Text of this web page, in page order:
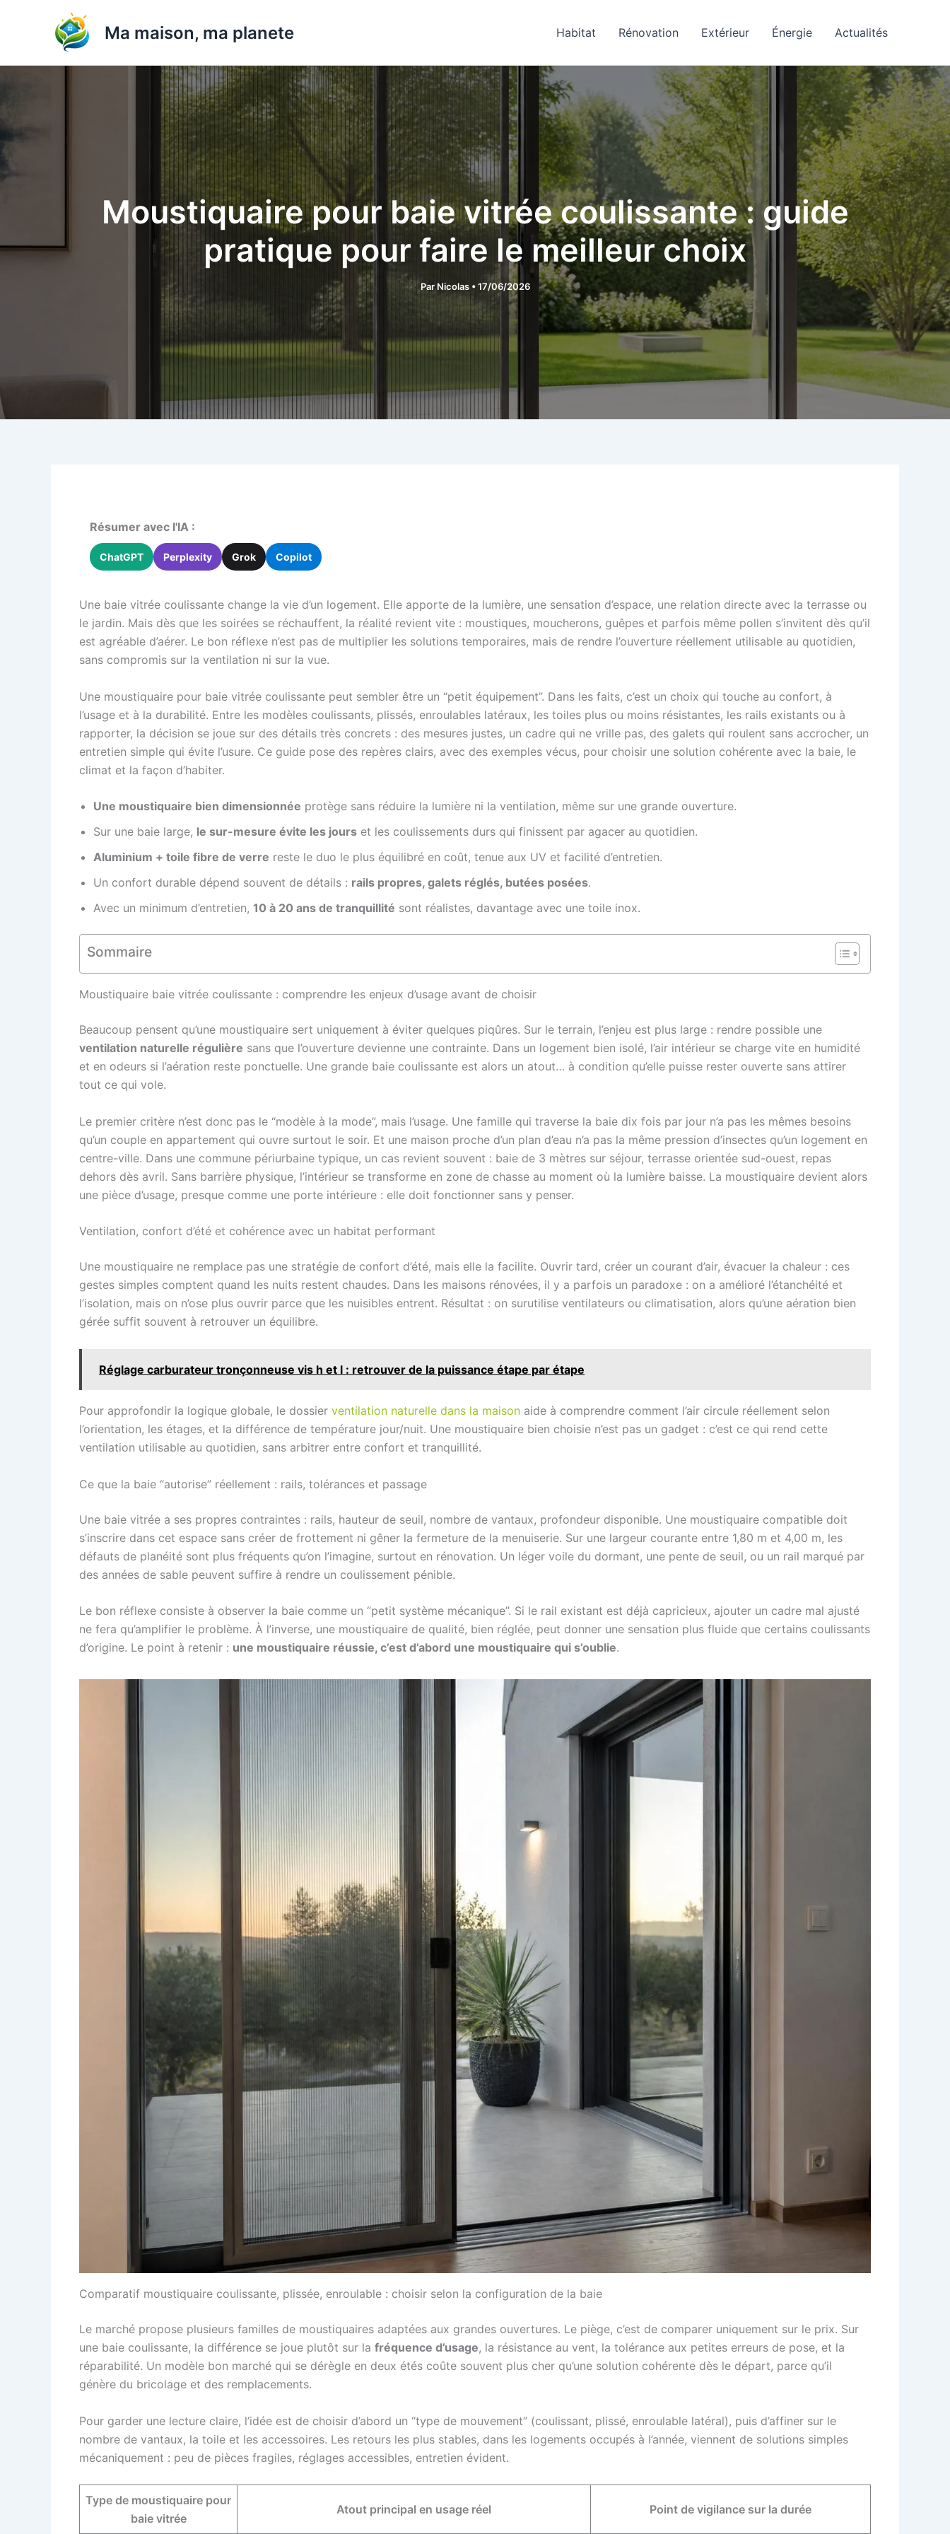
Ma maison, ma planete Habitat Rénovation Extérieur Énergie Actualités
Moustiquaire pour baie vitrée coulissante : guide
pratique pour faire le meilleur choix
Par Nicolas •17/06/2026
Résumer avec l'IA :
ChatGPT Perplexity Grok Copilot
Une baie vitrée coulissante change la vie d’un logement. Elle apporte de la lumière, une sensation d’espace, une relation directe avec la terrasse ou
le jardin. Mais dès que les soirées se réchauffent, la réalité revient vite : moustiques, moucherons, guêpes et parfois même pollen s’invitent dès qu’il
est agréable d’aérer. Le bon réflexe n’est pas de multiplier les solutions temporaires, mais de rendre l’ouverture réellement utilisable au quotidien,
sans compromis sur la ventilation ni sur la vue.
Une moustiquaire pour baie vitrée coulissante peut sembler être un “petit équipement”. Dans les faits, c’est un choix qui touche au confort, à
l’usage et à la durabilité. Entre les modèles coulissants, plissés, enroulables latéraux, les toiles plus ou moins résistantes, les rails existants ou à
rapporter, la décision se joue sur des détails très concrets : des mesures justes, un cadre qui ne vrille pas, des galets qui roulent sans accrocher, un
entretien simple qui évite l’usure. Ce guide pose des repères clairs, avec des exemples vécus, pour choisir une solution cohérente avec la baie, le
climat et la façon d’habiter.
Une moustiquaire bien dimensionnée protège sans réduire la lumière ni la ventilation, même sur une grande ouverture.
Sur une baie large, le sur-mesure évite les jours et les coulissements durs qui finissent par agacer au quotidien.
Aluminium + toile fibre de verre reste le duo le plus équilibré en coût, tenue aux UV et facilité d’entretien.
Un confort durable dépend souvent de détails : rails propres, galets réglés, butées posées.
Avec un minimum d’entretien, 10 à 20 ans de tranquillité sont réalistes, davantage avec une toile inox.
Sommaire
Moustiquaire baie vitrée coulissante : comprendre les enjeux d’usage avant de choisir
Beaucoup pensent qu’une moustiquaire sert uniquement à éviter quelques piqûres. Sur le terrain, l’enjeu est plus large : rendre possible une
ventilation naturelle régulière sans que l’ouverture devienne une contrainte. Dans un logement bien isolé, l’air intérieur se charge vite en humidité
et en odeurs si l’aération reste ponctuelle. Une grande baie coulissante est alors un atout… à condition qu’elle puisse rester ouverte sans attirer
tout ce qui vole.
Le premier critère n’est donc pas le “modèle à la mode”, mais l’usage. Une famille qui traverse la baie dix fois par jour n’a pas les mêmes besoins
qu’un couple en appartement qui ouvre surtout le soir. Et une maison proche d’un plan d’eau n’a pas la même pression d’insectes qu’un logement en
centre-ville. Dans une commune périurbaine typique, un cas revient souvent : baie de 3 mètres sur séjour, terrasse orientée sud-ouest, repas
dehors dès avril. Sans barrière physique, l’intérieur se transforme en zone de chasse au moment où la lumière baisse. La moustiquaire devient alors
une pièce d’usage, presque comme une porte intérieure : elle doit fonctionner sans y penser.
Ventilation, confort d’été et cohérence avec un habitat performant
Une moustiquaire ne remplace pas une stratégie de confort d’été, mais elle la facilite. Ouvrir tard, créer un courant d’air, évacuer la chaleur : ces
gestes simples comptent quand les nuits restent chaudes. Dans les maisons rénovées, il y a parfois un paradoxe : on a amélioré l’étanchéité et
l’isolation, mais on n’ose plus ouvrir parce que les nuisibles entrent. Résultat : on surutilise ventilateurs ou climatisation, alors qu’une aération bien
gérée suffit souvent à retrouver un équilibre.
Réglage carburateur tronçonneuse vis h et l : retrouver de la puissance étape par étape
Pour approfondir la logique globale, le dossier ventilation naturelle dans la maison aide à comprendre comment l’air circule réellement selon
l’orientation, les étages, et la différence de température jour/nuit. Une moustiquaire bien choisie n’est pas un gadget : c’est ce qui rend cette
ventilation utilisable au quotidien, sans arbitrer entre confort et tranquillité.
Ce que la baie “autorise” réellement : rails, tolérances et passage
Une baie vitrée a ses propres contraintes : rails, hauteur de seuil, nombre de vantaux, profondeur disponible. Une moustiquaire compatible doit
s’inscrire dans cet espace sans créer de frottement ni gêner la fermeture de la menuiserie. Sur une largeur courante entre 1,80 m et 4,00 m, les
défauts de planéité sont plus fréquents qu’on l’imagine, surtout en rénovation. Un léger voile du dormant, une pente de seuil, ou un rail marqué par
des années de sable peuvent suffire à rendre un coulissement pénible.
Le bon réflexe consiste à observer la baie comme un “petit système mécanique”. Si le rail existant est déjà capricieux, ajouter un cadre mal ajusté
ne fera qu’amplifier le problème. À l’inverse, une moustiquaire de qualité, bien réglée, peut donner une sensation plus fluide que certains coulissants
d’origine. Le point à retenir : une moustiquaire réussie, c’est d’abord une moustiquaire qui s’oublie.
Comparatif moustiquaire coulissante, plissée, enroulable : choisir selon la configuration de la baie
Le marché propose plusieurs familles de moustiquaires adaptées aux grandes ouvertures. Le piège, c’est de comparer uniquement sur le prix. Sur
une baie coulissante, la différence se joue plutôt sur la fréquence d’usage, la résistance au vent, la tolérance aux petites erreurs de pose, et la
réparabilité. Un modèle bon marché qui se dérègle en deux étés coûte souvent plus cher qu’une solution cohérente dès le départ, parce qu’il
génère du bricolage et des remplacements.
Pour garder une lecture claire, l’idée est de choisir d’abord un “type de mouvement” (coulissant, plissé, enroulable latéral), puis d’affiner sur le
nombre de vantaux, la toile et les accessoires. Les retours les plus stables, dans les logements occupés à l’année, viennent de solutions simples
mécaniquement : peu de pièces fragiles, réglages accessibles, entretien évident.
Type de moustiquaire pour
baie vitrée
Atout principal en usage réel Point de vigilance sur la durée